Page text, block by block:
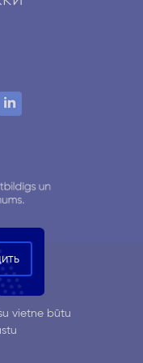
vietne būtu